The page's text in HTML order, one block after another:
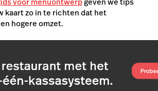
kaart zo in te richten dat het
hogere omzet.